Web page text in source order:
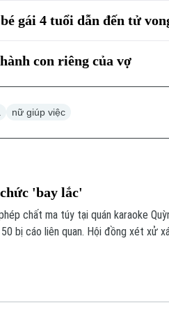
gái 4 tuổi dẫn đến tử
con riêng của vợ
nữ giúp việc
'bay lắc'
chất ma túy tại quán karaoke
bị cáo liên quan. Hội đồng xét xử